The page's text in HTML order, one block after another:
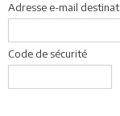
Adresse e-mail
Code de sécurité